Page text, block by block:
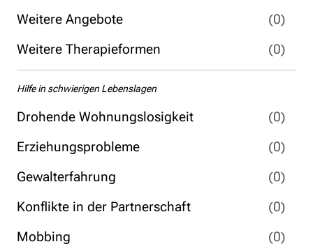
Weitere Angebote
(0)
Weitere Therapieformen
(0)
Hilfe in schwierigen Lebenslagen
Drohende Wohnungslosigkeit
(0)
Erziehungsprobleme
(0)
Gewalterfahrung
(0)
Konflikte in der Partnerschaft
(0)
Mobbing
(0)